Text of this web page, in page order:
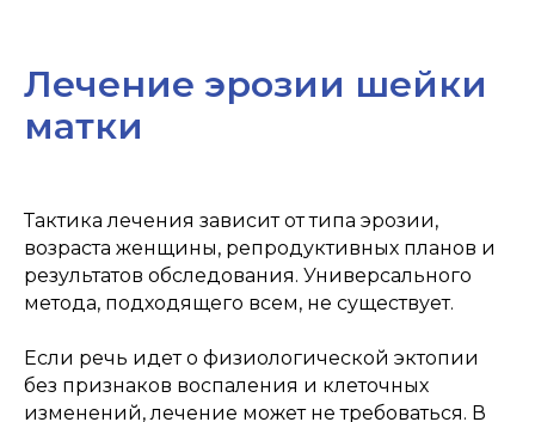
Лечение эрозии шейки
матки
Тактика лечения зависит от типа эрозии,
возраста женщины, репродуктивных планов и
результатов обследования. Универсального
метода, подходящего всем, не существует.
Если речь идет о физиологической эктопии
без признаков воспаления и клеточных
изменений, лечение может не требоваться. В
ООО "ОПТИМУС МЕДИКУС"